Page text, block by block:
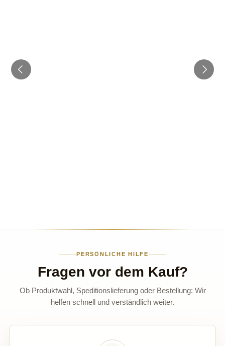
PERSÖNLICHE HILFE
Fragen vor dem Kauf?
Ob Produktwahl, Speditionslieferung oder Bestellung: Wir
helfen schnell und verständlich weiter.